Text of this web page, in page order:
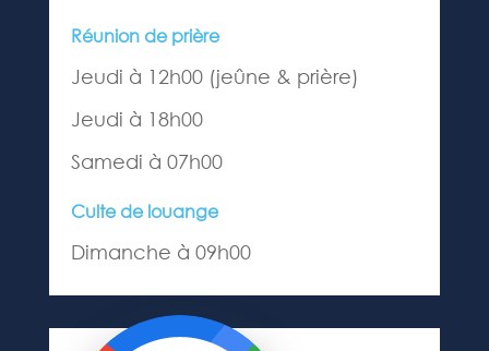
Réunion de prière
Jeudi à 12h00 (jeûne & prière)
Jeudi à 18h00
Samedi à 07h00
Culte de louange
Dimanche à 09h00